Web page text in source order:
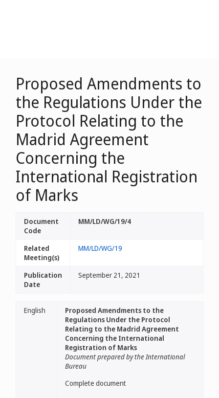
Proposed Amendments to
the Regulations Under the
Protocol Relating to the
Madrid Agreement
Concerning the
International Registration
of Marks
Document
Code
MM/LD/WG/19/4
Related
Meeting(s)
MM/LD/WG/19
Publication
Date
September 21, 2021
English
Proposed Amendments to the
Regulations Under the Protocol
Relating to the Madrid Agreement
Concerning the International
Registration of Marks
Document prepared by the International
Bureau
Complete document